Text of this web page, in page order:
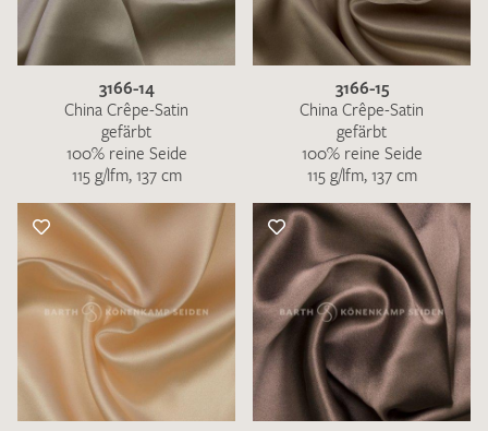
3166-14
China Crêpe-Satin
gefärbt
100% reine Seide
115 g/lfm, 137 cm
3166-15
China Crêpe-Satin
gefärbt
100% reine Seide
115 g/lfm, 137 cm